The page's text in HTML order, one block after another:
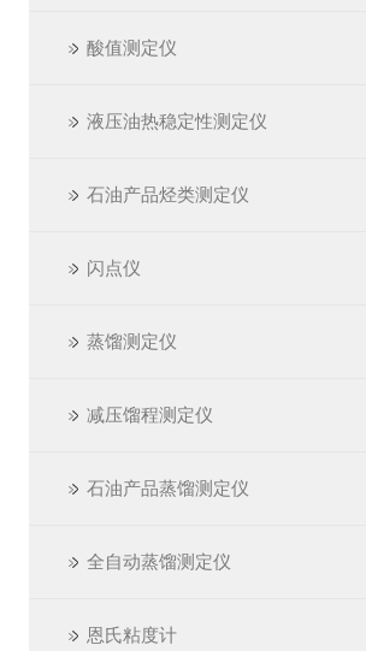
酸值测定仪
液压油热稳定性测定仪
石油产品烃类测定仪
闪点仪
蒸馏测定仪
减压馏程测定仪
石油产品蒸馏测定仪
全自动蒸馏测定仪
恩氏粘度计